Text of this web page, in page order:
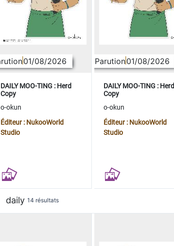
01/08/2026
DAILY MOO-TING : Herd
Copy
o-okun
Éditeur : NukooWorld
Studio
Parution01/08/2026
DAILY MOO-TING : Herd
Copy
o-okun
Éditeur : NukooWorld
Studio
daily 14 résultats